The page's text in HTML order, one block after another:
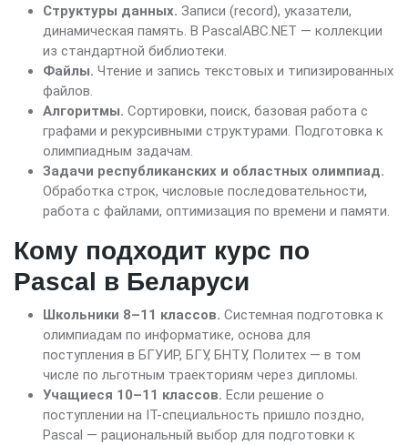
Структуры данных. Записи (record), указатели,
динамическая память. В PascalABC.NET — коллекции
из стандартной библиотеки.
Файлы. Чтение и запись текстовых и типизированных
файлов.
Алгоритмы. Сортировки, поиск, базовая работа с
графами и рекурсивными структурами. Подготовка к
олимпиадным задачам.
Задачи республиканских и областных олимпиад.
Обработка строк, числовые последовательности,
работа с файлами, оптимизация по времени и памяти.
Кому подходит курс по
Pascal в Беларуси
Школьники 8–11 классов. Системная подготовка к
олимпиадам по информатике, основа для
поступления в БГУИР, БГУ, БНТУ, Политех — в том
числе по льготным траекториям через дипломы.
Учащиеся 10–11 классов. Если решение о
поступлении на IT-специальность пришло поздно,
Pascal — рациональный выбор для подготовки к